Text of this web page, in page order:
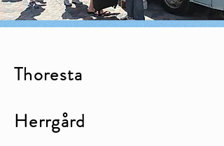
Thoresta
Herrgård